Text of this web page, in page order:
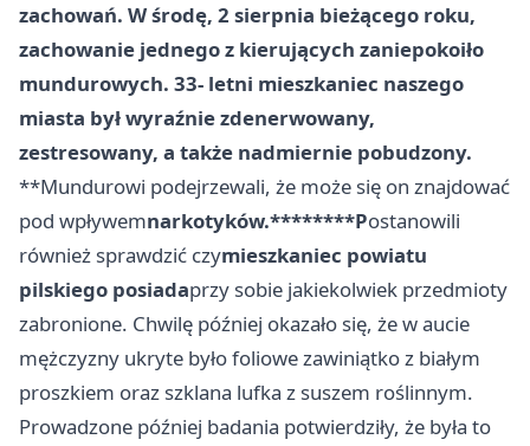
zachowań. W środę, 2 sierpnia bieżącego roku,
zachowanie jednego z kierujących zaniepokoiło
mundurowych. 33- letni mieszkaniec naszego
miasta był wyraźnie zdenerwowany,
zestresowany, a także nadmiernie pobudzony.
**Mundurowi podejrzewali, że może się on znajdować
pod wpływemnarkotyków.********Postanowili
również sprawdzić czymieszkaniec powiatu
pilskiego posiadaprzy sobie jakiekolwiek przedmioty
zabronione. Chwilę później okazało się, że w aucie
mężczyzny ukryte było foliowe zawiniątko z białym
proszkiem oraz szklana lufka z suszem roślinnym.
Prowadzone później badania potwierdziły, że była to